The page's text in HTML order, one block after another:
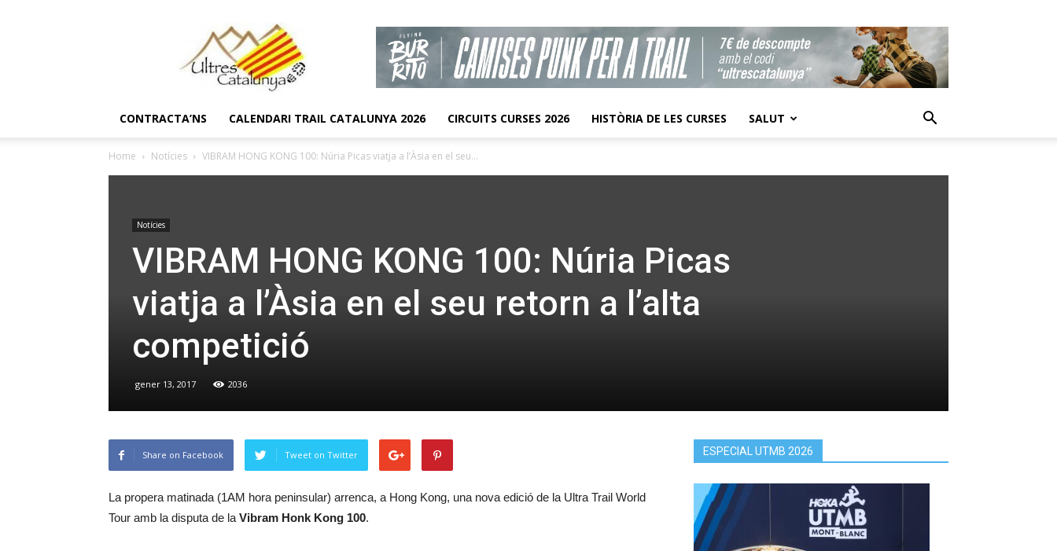
CONTRACTA’NS CALENDARI TRAIL CATALUNYA 2026 CIRCUITS CURSES 2026 HISTÒRIA DE LES CURSES SALUT
Home Notícies VIBRAM HONG KONG 100: Núria Picas viatja a l’Àsia en el seu...
Notícies
VIBRAM HONG KONG 100: Núria Picas
viatja a l’Àsia en el seu retorn a l’alta
competició
gener 13, 2017 2036
Share on Facebook Tweet on Twitter
La propera matinada (1AM hora peninsular) arrenca, a Hong Kong, una nova edició de la Ultra Trail World
Tour amb la disputa de la Vibram Honk Kong 100.
ESPECIAL UTMB 2026